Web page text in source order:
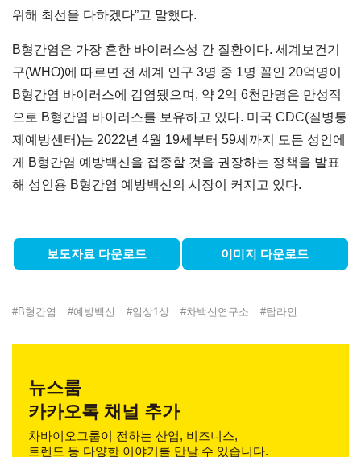
위해 최선을 다하겠다”고 말했다.
B형간염은 가장 흔한 바이러스성 간 질환이다. 세계보건기
구(WHO)에 따르면 전 세계 인구 3명 중 1명 꼴인 20억명이
B형간염 바이러스에 감염됐으며, 약 2억 6천만명은 만성적
으로 B형간염 바이러스를 보유하고 있다. 미국 CDC(질병통
제예방센터)는 2022년 4월 19세부터 59세까지 모든 성인에
게 B형간염 예방백신을 접종할 것을 권장하는 정책을 발표
해 성인용 B형간염 예방백신의 시장이 커지고 있다.
보도자료 다운로드 이미지 다운로드
#B형간염 #예방백신 #임상1상 #차백신연구소 #탑라인
뉴스룸
카카오톡 채널 추가
차바이오그룹이 전하는 산업, 비즈니스,
트렌드 등 다양한 이야기를 만날 수 있습니다.